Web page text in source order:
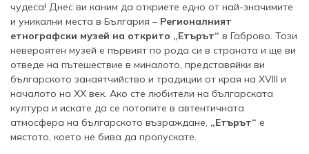
чудеса! Днес ви каним да откриете едно от най-значимите
и уникални места в България – Регионалният
етнографски музей на открито „Етърът“ в Габрово. Този
невероятен музей е първият по рода си в страната и ще ви
отведе на пътешествие в миналото, представяйки ви
българското занаятчийство и традиции от края на XVIII и
началото на XX век. Ако сте любители на българската
култура и искате да се потопите в автентичната
атмосфера на българското възраждане, „Етърът“ е
мястото, което не бива да пропускате.